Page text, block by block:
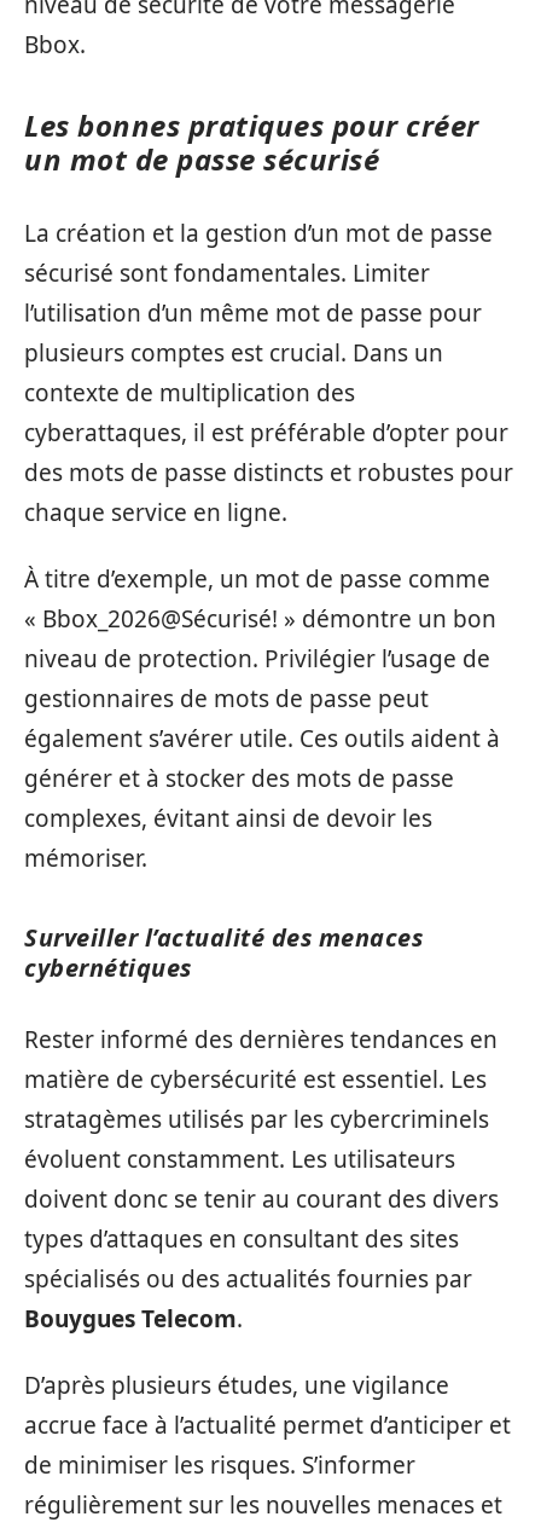
Bbox.
Les bonnes pratiques pour créer
un mot de passe sécurisé
La création et la gestion d’un mot de passe
sécurisé sont fondamentales. Limiter
l’utilisation d’un même mot de passe pour
plusieurs comptes est crucial. Dans un
contexte de multiplication des
cyberattaques, il est préférable d’opter pour
des mots de passe distincts et robustes pour
chaque service en ligne.
À titre d’exemple, un mot de passe comme
« Bbox_2026@Sécurisé! » démontre un bon
niveau de protection. Privilégier l’usage de
gestionnaires de mots de passe peut
également s’avérer utile. Ces outils aident à
générer et à stocker des mots de passe
complexes, évitant ainsi de devoir les
mémoriser.
Surveiller l’actualité des menaces
cybernétiques
Rester informé des dernières tendances en
matière de cybersécurité est essentiel. Les
stratagèmes utilisés par les cybercriminels
évoluent constamment. Les utilisateurs
doivent donc se tenir au courant des divers
types d’attaques en consultant des sites
spécialisés ou des actualités fournies par
Bouygues Telecom.
D’après plusieurs études, une vigilance
accrue face à l’actualité permet d’anticiper et
de minimiser les risques. S’informer
régulièrement sur les nouvelles menaces et